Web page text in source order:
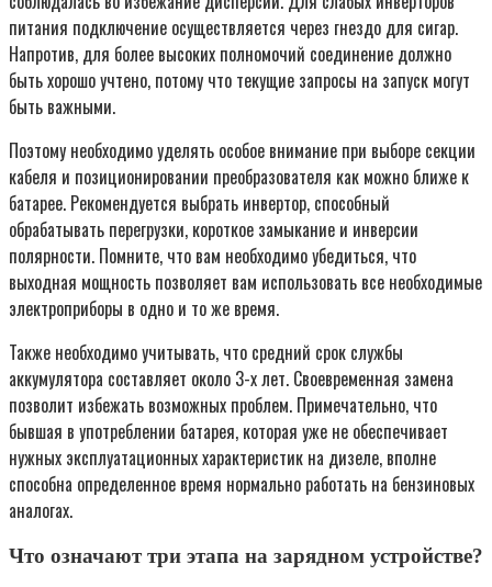
питания подключение осуществляется через гнездо для сигар.
Напротив, для более высоких полномочий соединение должно
быть хорошо учтено, потому что текущие запросы на запуск могут
быть важными.
Поэтому необходимо уделять особое внимание при выборе секции
кабеля и позиционировании преобразователя как можно ближе к
батарее. Рекомендуется выбрать инвертор, способный
обрабатывать перегрузки, короткое замыкание и инверсии
полярности. Помните, что вам необходимо убедиться, что
выходная мощность позволяет вам использовать все необходимые
электроприборы в одно и то же время.
Также необходимо учитывать, что средний срок службы
аккумулятора составляет около 3-х лет. Своевременная замена
позволит избежать возможных проблем. Примечательно, что
бывшая в употреблении батарея, которая уже не обеспечивает
нужных эксплуатационных характеристик на дизеле, вполне
способна определенное время нормально работать на бензиновых
аналогах.
Что означают три этапа на зарядном устройстве?